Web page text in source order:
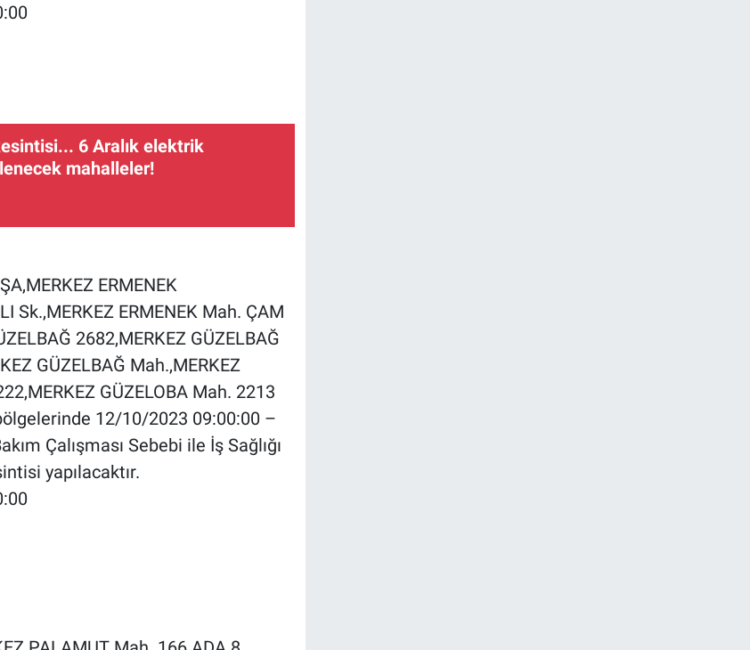
6 Aralık elektrik
mahalleler!
ERMENEK
Sk.,MERKEZ ERMENEK Mah. ÇAM
2682,MERKEZ GÜZELBAĞ
GÜZELBAĞ Mah.,MERKEZ
GÜZELOBA Mah. 2213
12/10/2023 09:00:00 –
Çalışması Sebebi ile İş Sağlığı
yapılacaktır.